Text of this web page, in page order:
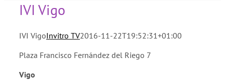
IVI Vigo
IVI VigoInvitro TV2016-11-22T19:52:31+01:00
Plaza Francisco Fernández del Riego 7
Vigo